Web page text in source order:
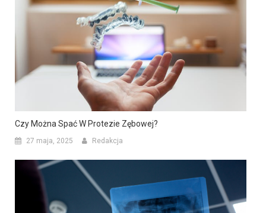
Czy Można Spać W Protezie Zębowej?
27 maja, 2025 Redakcja